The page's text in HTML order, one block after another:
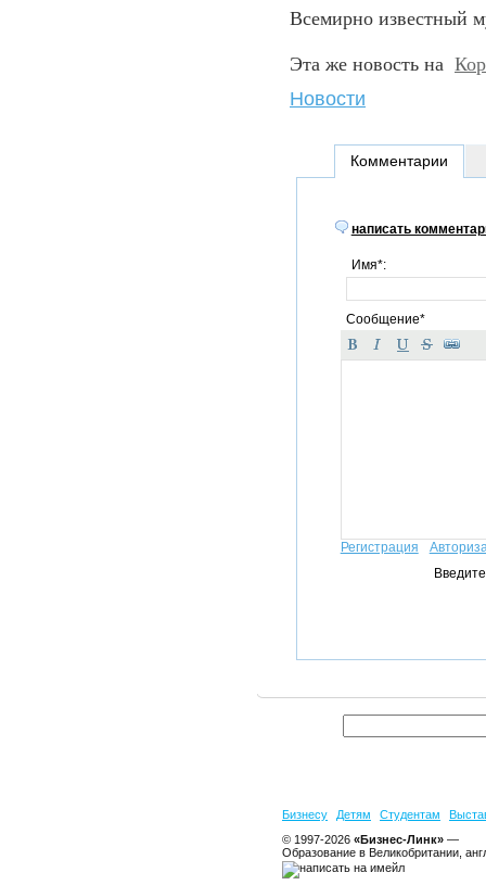
Всемирно известный
Эта же новость на
Новости
Комментарии
написать
Имя*:
Сообщение*
Регистрация
Бизнесу Детям Студентам
© 1997-2026 «Бизнес-Линк» —
Образование в Великобритании,